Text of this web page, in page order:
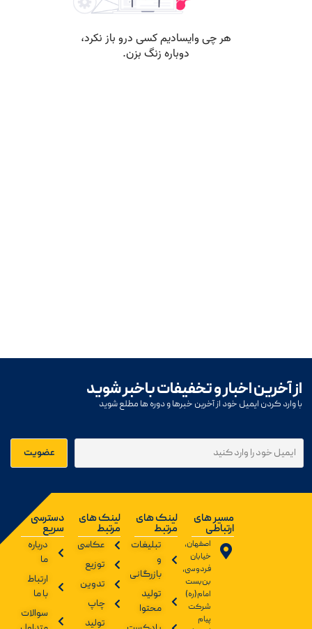
از آخرین اخبار و تخفیفات باخبر شوید
با وارد کردن ایمیل خود از آخرین خبرها و دوره ها مطلع شوید
مسیر های
ارتباطی
اصفهان،
خیابان
فردوسی،
بن‌بست
امام(ره)
شرکت
پیام
لینک های
مرتبط
تبلیغات
و
بازرگانی
تولید
محتوا
لینک های
مرتبط
عکاسی
توزیع
تدوین
چاپ
تولید
دسترسی
سریع
درباره
ما
ارتباط
با ما
سوالات